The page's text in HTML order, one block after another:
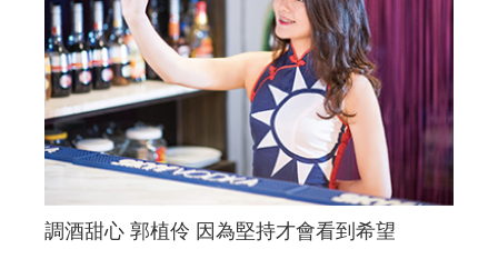
調酒甜心 郭植伶 因為堅持才會看到希望